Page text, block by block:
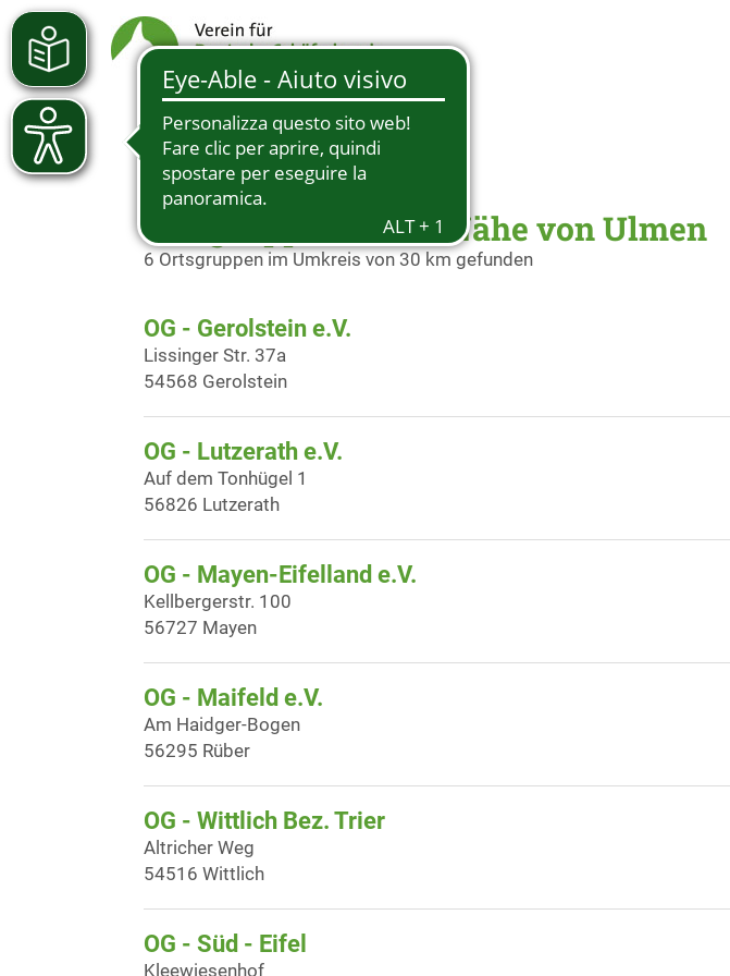
Ortsgruppen in der Nähe von Ulmen
6 Ortsgruppen im Umkreis von 30 km gefunden
OG - Gerolstein e.V.
Lissinger Str. 37a
54568 Gerolstein
OG - Lutzerath e.V.
Auf dem Tonhügel 1
56826 Lutzerath
OG - Mayen-Eifelland e.V.
Kellbergerstr. 100
56727 Mayen
OG - Maifeld e.V.
Am Haidger-Bogen
56295 Rüber
OG - Wittlich Bez. Trier
Altricher Weg
54516 Wittlich
OG - Süd - Eifel
Kleewiesenhof